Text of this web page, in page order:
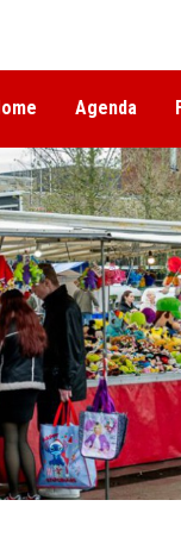
Agenda